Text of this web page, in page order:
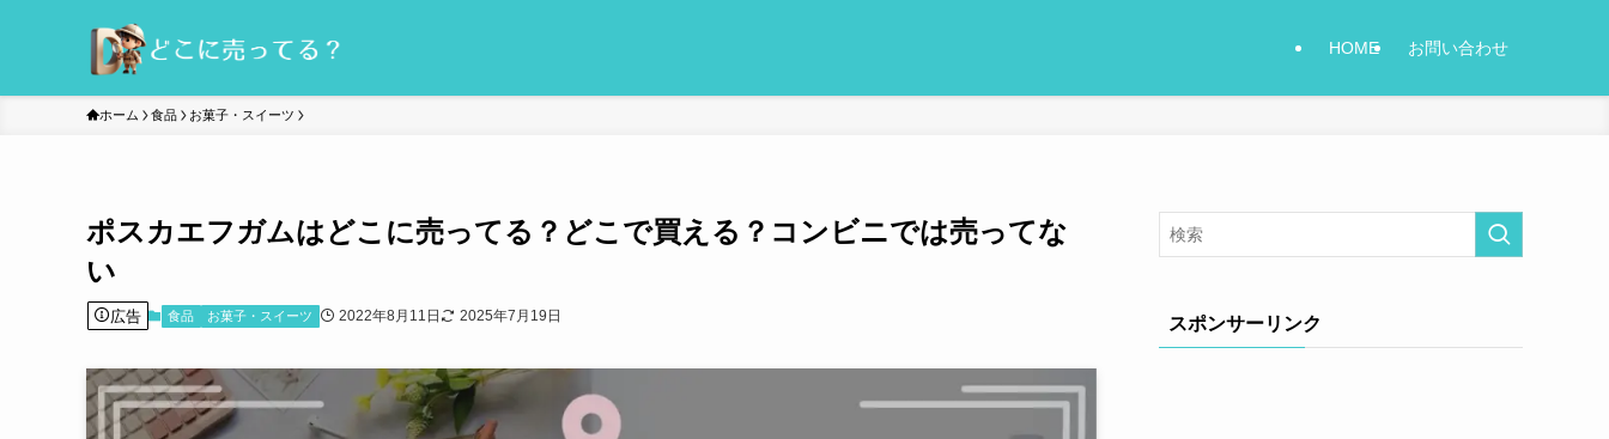
HOME お問い合わせ
ホーム 食品 お菓子・スイーツ
ポスカエフガムはどこに売ってる？どこで買える？コンビニでは売ってな
い
広告 食品 お菓子・スイーツ 2022年8月11日 2025年7月19日 スポンサーリンク